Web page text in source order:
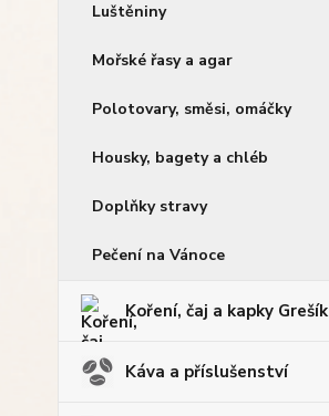
Luštěniny
Mořské řasy a agar
Polotovary, směsi, omáčky
Housky, bagety a chléb
Doplňky stravy
Pečení na Vánoce
Koření, čaj a kapky Grešík
Káva a příslušenství